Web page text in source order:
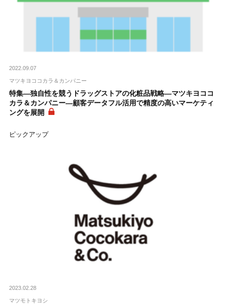
2022.09.07
マツキヨココカラ＆カンパニー
特集―独自性を競うドラッグストアの化粧品戦略―マツキヨココ
カラ＆カンパニー―顧客データフル活用で精度の高いマーケティ
ングを展開
ピックアップ
2023.02.28
マツモトキヨシ